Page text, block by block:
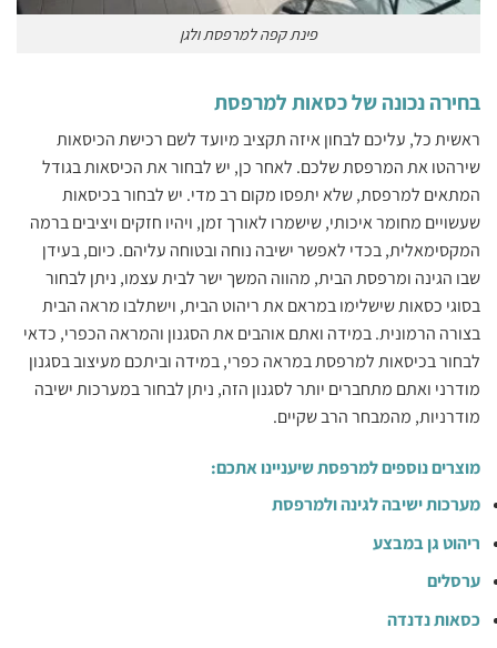
פינת קפה למרפסת ולגן
בחירה נכונה של כסאות למרפסת
ראשית כל, עליכם לבחון איזה תקציב מיועד לשם רכישת הכיסאות
שירהטו את המרפסת שלכם. לאחר כן, יש לבחור את הכיסאות בגודל
המתאים למרפסת, שלא יתפסו מקום רב מדי. יש לבחור בכיסאות
שעשויים מחומר איכותי, שישמרו לאורך זמן, ויהיו חזקים ויציבים ברמה
המקסימאלית, בכדי לאפשר ישיבה נוחה ובטוחה עליהם. כיום, בעידן
שבו הגינה ומרפסת הבית, מהווה המשך ישר לבית עצמו, ניתן לבחור
בסוגי כסאות שישלימו במראם את ריהוט הבית, וישתלבו מראה הבית
בצורה הרמונית. במידה ואתם אוהבים את הסגנון והמראה הכפרי, כדאי
לבחור בכיסאות למרפסת במראה כפרי, במידה וביתכם מעיצוב בסגנון
מודרני ואתם מתחברים יותר לסגנון הזה, ניתן לבחור במערכות ישיבה
מודרניות, מהמבחר הרב שקיים.
מוצרים נוספים למרפסת שיעניינו אתכם:
מערכות ישיבה לגינה ולמרפסת
ריהוט גן במבצע
ערסלים
כסאות נדנדה